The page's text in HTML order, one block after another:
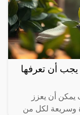
صحية يجب أن تعرفها
أن يعزز
وسريعة لكل من